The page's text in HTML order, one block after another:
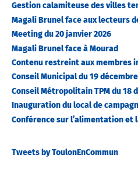
Gestion calamiteuse des villes
Magali Brunel face aux lecteurs
Meeting du 20 janvier 2026
Magali Brunel face à Mourad
Contenu restreint aux membres
Conseil Municipal du 19
Conseil Métropolitain TPM du 18
Inauguration du local de
Conférence sur l’alimentation et
Tweets by ToulonEnCommun